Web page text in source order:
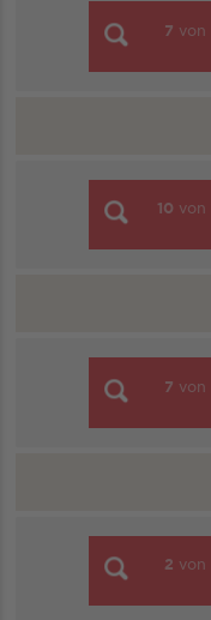
7 von
10 von
7 von
2 von